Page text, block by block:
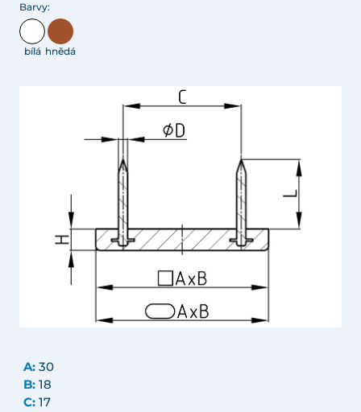
Barvy:
bílá hnědá
A: 30
B: 18
C: 17